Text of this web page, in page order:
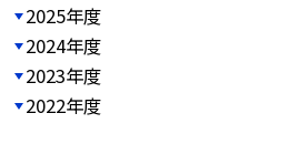
2025年度
2024年度
2023年度
2022年度